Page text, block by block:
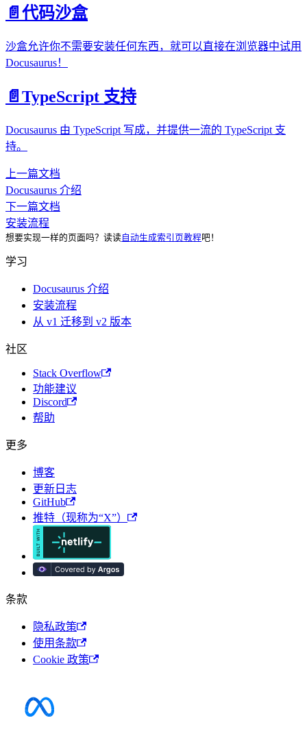
📄️ 代码沙盒
沙盒允许你不需要安装任何东西，就可以直接在浏览器中试用
Docusaurus！
📄️ TypeScript 支持
Docusaurus 由 TypeScript 写成，并提供一流的 TypeScript 支
持。
上一篇文档
Docusaurus 介绍
下一篇文档
安装流程
想要实现一样的页面吗？读读 自动生成索引页教程吧！
学习
Docusaurus 介绍
安装流程
从 v1 迁移到 v2 版本
社区
Stack Overflow
功能建议
Discord
帮助
更多
博客
更新日志
GitHub
推特（现称为“X”）
条款
隐私政策
使用条款
Cookie 政策